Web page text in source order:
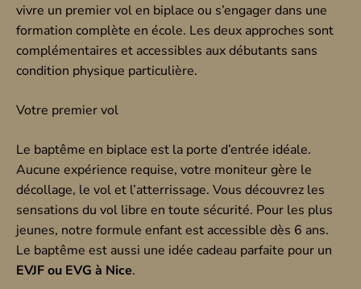
vivre un premier vol en biplace ou s’engager dans une
formation complète en école. Les deux approches sont
complémentaires et accessibles aux débutants sans
condition physique particulière.
Votre premier vol
Le baptême en biplace est la porte d’entrée idéale.
Aucune expérience requise, votre moniteur gère le
décollage, le vol et l’atterrissage. Vous découvrez les
sensations du vol libre en toute sécurité. Pour les plus
jeunes, notre formule enfant est accessible dès 6 ans.
Le baptême est aussi une idée cadeau parfaite pour un
EVJF ou EVG à Nice.